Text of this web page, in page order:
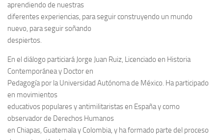
aprendiendo de nuestras
diferentes experiencias, para seguir construyendo un mundo
nuevo, para seguir soñando
despiertos.
En el diálogo particiará Jorge Juan Ruiz, Licenciado en Historia
Contemporánea y Doctor en
Pedagogía por la Universidad Autónoma de México. Ha participado
en movimientos
educativos populares y antimilitaristas en España y como
observador de Derechos Humanos
en Chiapas, Guatemala y Colombia, y ha formado parte del proceso